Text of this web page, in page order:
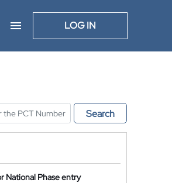
LOG IN
Search
National Phase entry